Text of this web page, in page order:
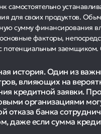
самостоятельно
для своих продуктов.
сумму финансирования
факторы,
потенциальным
история. Один из
влияющих на
кредитной заявки.
организациями
отказа банка
даже если сумма